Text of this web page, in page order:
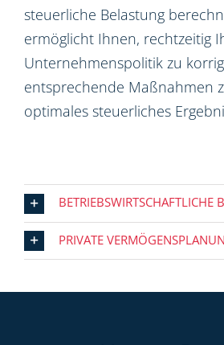
steuerliche Belastung
ermöglicht Ihnen, rechtzeitig
Unternehmenspolitik zu
entsprechende Maßnahmen
optimales steuerliches
BETRIEBSWIRTSCHAFTLICHE
PRIVATE